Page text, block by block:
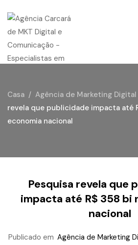
Casa Agência de Marketing Digital
revela que publicidade impacta até
economia nacional
Pesquisa revela que
impacta até R$ 358 bi
nacional
Publicado em Agência de Marketing